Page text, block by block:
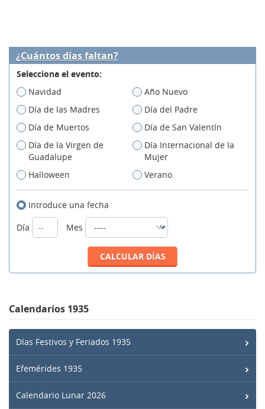
¿Cuántos días faltan?
Selecciona el evento:
Navidad
Año Nuevo
Día de las Madres
Día del Padre
Día de Muertos
Día de San Valentín
Día de la Virgen de
Guadalupe
Día Internacional de la
Mujer
Halloween
Verano
Introduce una fecha
Día
Mes
Calendarios 1935
Días Festivos y Feriados 1935
Efemérides 1935
Calendario Lunar 2026